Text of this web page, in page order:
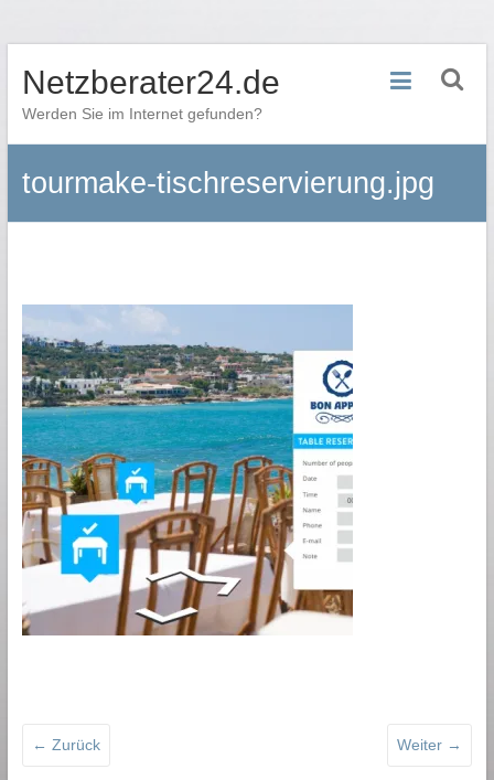
InhaltNetzberater24.de
Werden Sie im Internet gefunden?
tourmake-tischreservierung.jpg
← Zurück Weiter →